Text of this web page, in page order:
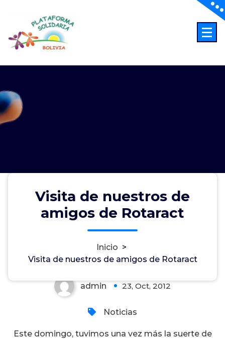
contenido
Visita de nuestros de
amigos de Rotaract
Inicio >
Visita de nuestros de amigos de Rotaract
Visita de nuestros de amigos de
admin 23, Oct, 2012
Noticias
Este domingo, tuvimos una vez más la suerte de